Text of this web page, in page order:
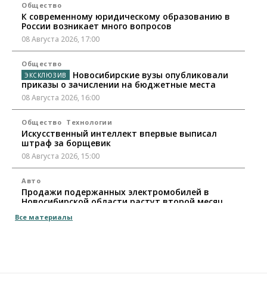
Общество
К современному юридическому образованию в
России возникает много вопросов
08 Августа 2026, 17:00
Общество
Новосибирские вузы опубликовали
приказы о зачислении на бюджетные места
08 Августа 2026, 16:00
Общество Технологии
Искусственный интеллект впервые выписал
штраф за борщевик
08 Августа 2026, 15:00
Авто
Продажи подержанных электромобилей в
Новосибирской области растут второй месяц
08 Августа 2026, 13:00
Все материалы